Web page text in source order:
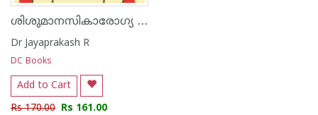
ശിശുമാനസികാരോഗ്യ വിദഗ്ധന്റെ ഡയറികുറിപ്പുകൾ
Dr Jayaprakash R
DC Books
Add to Cart
Rs 170.00 Rs 161.00